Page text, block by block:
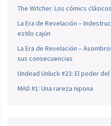
The Witcher. Los cómics
La Era de Revelación –
estilo cajún
La Era de Revelación –
sus consecuencias
Undead Unluck #23: El poder
MAD #1: Una rareza nipona